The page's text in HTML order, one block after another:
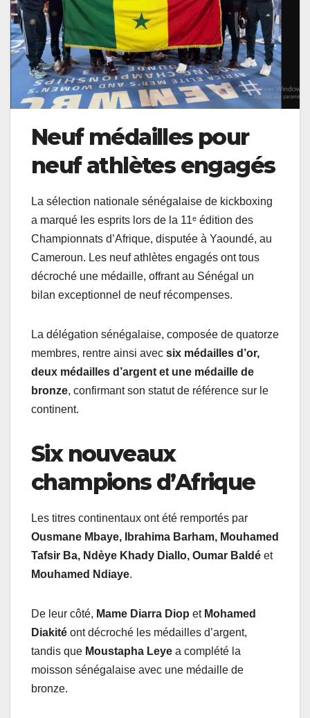
Neuf médailles pour
neuf athlètes engagés
La sélection nationale sénégalaise de kickboxing
a marqué les esprits lors de la 11ᵉ édition des
Championnats d’Afrique, disputée à Yaoundé, au
Cameroun. Les neuf athlètes engagés ont tous
décroché une médaille, offrant au Sénégal un
bilan exceptionnel de neuf récompenses.
La délégation sénégalaise, composée de quatorze
membres, rentre ainsi avec six médailles d’or,
deux médailles d’argent et une médaille de
bronze, confirmant son statut de référence sur le
continent.
Six nouveaux
champions d’Afrique
Les titres continentaux ont été remportés par
Ousmane Mbaye, Ibrahima Barham, Mouhamed
Tafsir Ba, Ndèye Khady Diallo, Oumar Baldé et
Mouhamed Ndiaye.
De leur côté, Mame Diarra Diop et Mohamed
Diakité ont décroché les médailles d’argent,
tandis que Moustapha Leye a complété la
moisson sénégalaise avec une médaille de
bronze.